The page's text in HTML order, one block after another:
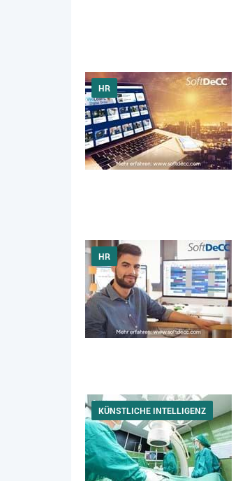
HR
HR
KÜNSTLICHE INTELLIGENZ